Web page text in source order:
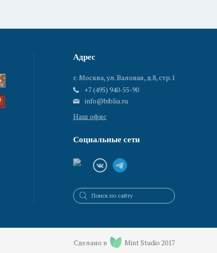
Адрес
г. Москва, ул. Валовая, д.8, стр.1
+7 (495) 940-55-90
info@biblia.ru
Наш офис
Социальные сети
Сделано в Mint Studio 2017